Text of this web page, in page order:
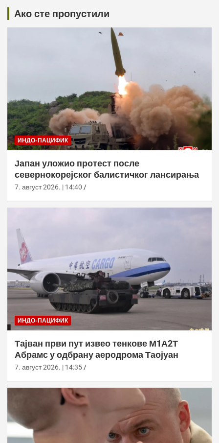
Ако сте пропустили
ИНДО-ПАЦИФИК
Јапан уложио протест после
севернокорејског балистичког лансирања
7. август 2026. | 14:40
ИНДО-ПАЦИФИК
Тајван први пут извео тенкове М1А2Т
Абрамс у одбрану аеродрома Таојуан
7. август 2026. | 14:35